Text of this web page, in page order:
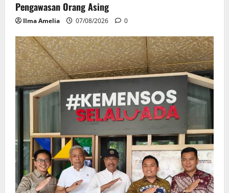
Pengawasan Orang Asing
Ilma Amelia 07/08/2026 0